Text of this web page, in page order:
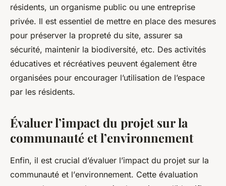
résidents, un organisme public ou une entreprise
privée. Il est essentiel de mettre en place des mesures
pour préserver la propreté du site, assurer sa
sécurité, maintenir la biodiversité, etc. Des activités
éducatives et récréatives peuvent également être
organisées pour encourager l’utilisation de l’espace
par les résidents.
Évaluer l’impact du projet sur la
communauté et l’environnement
Enfin, il est crucial d’évaluer l’impact du projet sur la
communauté et l’environnement. Cette évaluation